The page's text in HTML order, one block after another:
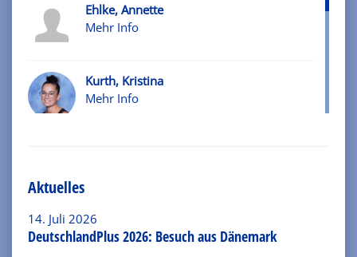
Ehlke, Annette
Mehr Info
Kurth, Kristina
Mehr Info
Neuendorf, Simone
Mehr Info
Aktuelles
14. Juli 2026
DeutschlandPlus 2026: Besuch aus Dänemark